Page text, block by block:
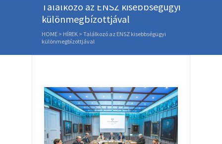
Találkozó az ENSZ kisebbségügyi
különmegbízottjával
HOME > HÍREK > Találkozó az ENSZ kisebbségügyi
különmegbízottjával